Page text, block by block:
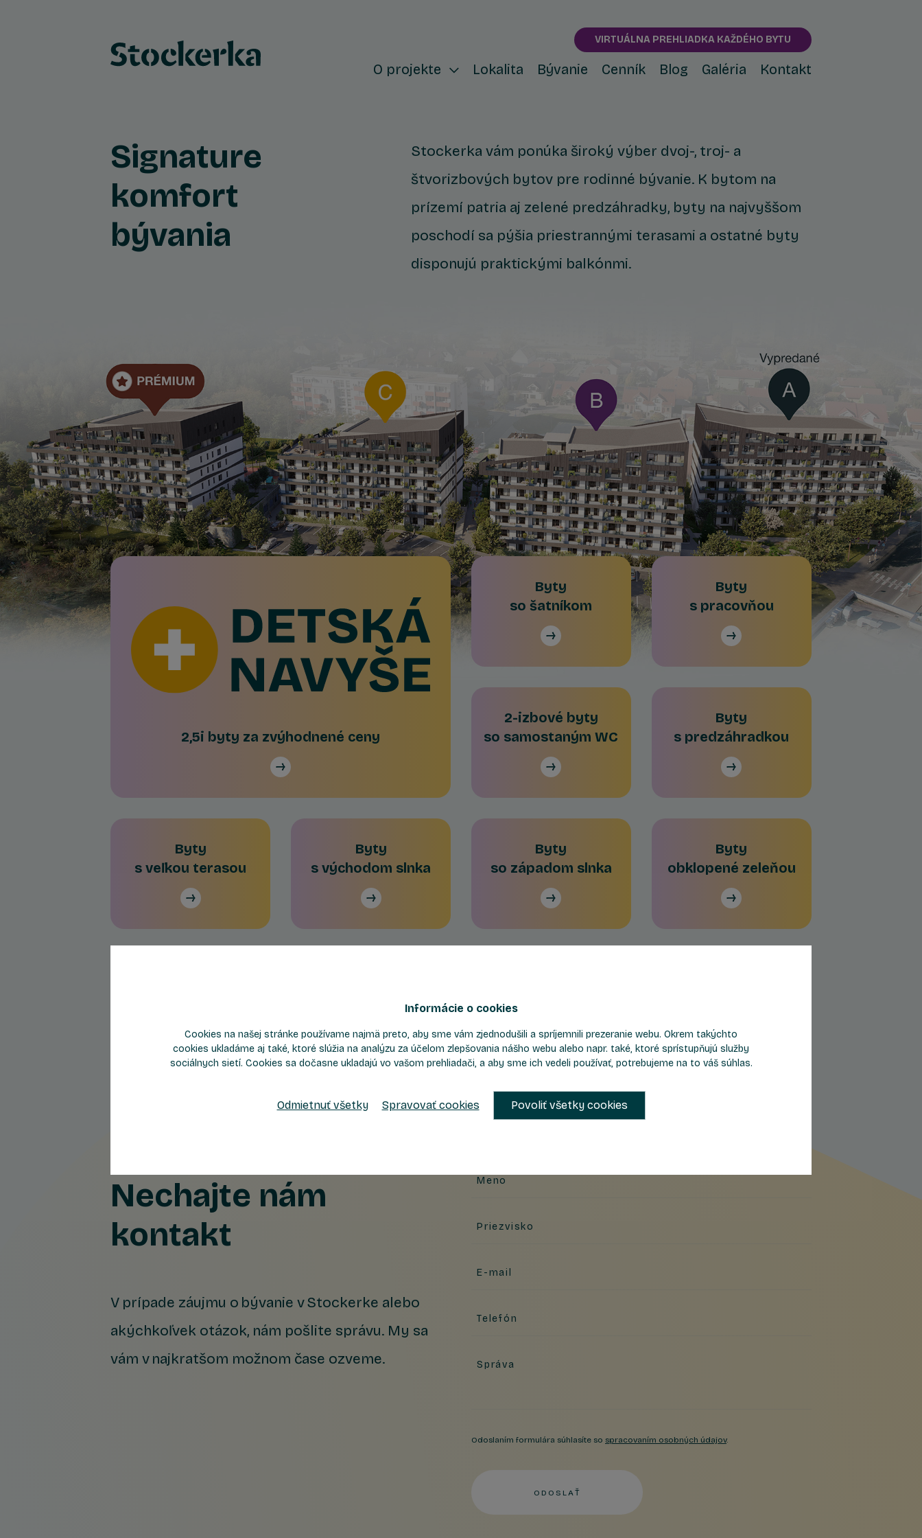
VIRTUÁLNA PREHLIADKA KAŽDÉHO BYTU
O projekte Lokalita Bývanie Cenník Blog Galéria Kontakt
Signature
komfort
bývania
Stockerka vám ponúka široký výber dvoj-, troj- a
štvorizbových bytov pre rodinné bývanie. K bytom na
prízemí patria aj zelené predzáhradky, byty na najvyššom
poschodí sa pýšia priestrannými terasami a ostatné byty
disponujú praktickými balkónmi.
2,5i byty za zvýhodnené ceny
Byty
so šatníkom
Byty
s pracovňou
2-izbové byty
so samostaným WC
Byty
s predzáhradkou
Byty
s veľkou terasou
Byty
s východom slnka
Byty
so západom slnka
Byty
obklopené zeleňou
Nechajte nám
kontakt
V prípade záujmu o bývanie v Stockerke alebo
akýchkoľvek otázok, nám pošlite správu. My sa
vám v najkratšom možnom čase ozveme.
Meno
Priezvisko
E-mail
Telefón
Správa
Odoslaním formulára súhlasíte so spracovaním osobných údajov.
ODOSLAŤ
Informácie o cookies
Cookies na našej stránke používame najmä preto, aby sme vám zjednodušili a spríjemnili prezeranie webu. Okrem takýchto
cookies ukladáme aj také, ktoré slúžia na analýzu za účelom zlepšovania nášho webu alebo napr. také, ktoré sprístupňujú služby
sociálnych sietí. Cookies sa dočasne ukladajú vo vašom prehliadači, a aby sme ich vedeli používať, potrebujeme na to váš súhlas.
Odmietnuť všetky Spravovať cookies Povoliť všetky cookies